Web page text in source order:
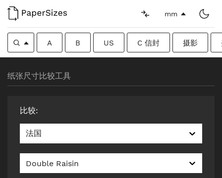
mm
A B US C 信封 摄影
纸张尺寸比较工具
比较:
法国
Double Raisin